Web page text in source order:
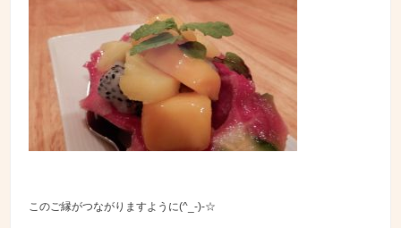
このご縁がつながりますように(^_-)-☆